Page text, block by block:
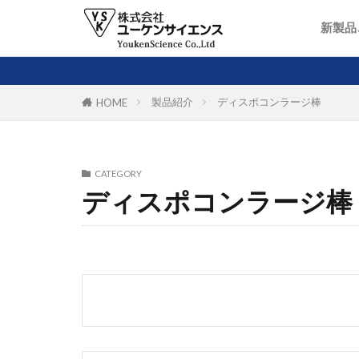
新製
HOME 製品紹介 ディスポコンラージ棒
CATEGORY
ディスポコンラージ棒